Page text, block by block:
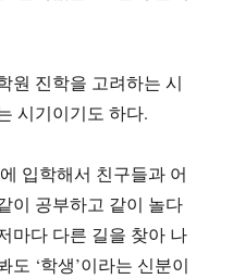
원 진학을 고려하는 시
시기이기도 하다.
입학해서 친구들과 어
이 공부하고 같이 놀다
마다 다른 길을 찾아 나
도 ‘학생’이라는 신분이